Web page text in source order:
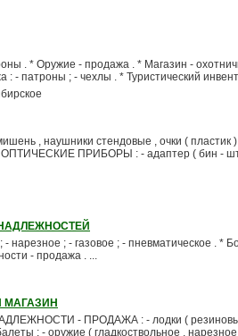
. * Оружие - продажа . * Магазин -
- патроны ; - чехлы . * Туристический
, наушники стендовые , очки ( пластик )
ОПТИЧЕСКИЕ ПРИБОРЫ : - адаптер ( бин -
нарезное ; - газовое ; - пневматическое . *
- продажа . ...
МАГАЗИН
- ПРОДАЖА : - лодки ( резиновые ,
; - оружие ( гладкоствольное ,